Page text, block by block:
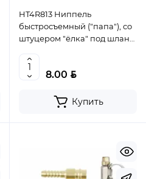
HT4R813 Ниппель
быстросъемный ("папа"), со
штуцером "ёлка" под шланг
5902801207013 (CN)
8.00 BYN
Купить